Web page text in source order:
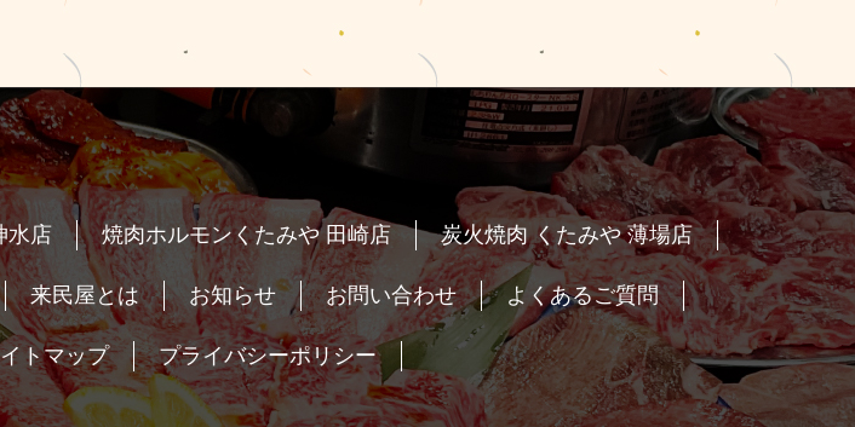
水店 焼肉ホルモンくたみや 田崎店 炭火焼肉 くたみや 薄場店
来民屋とは お知らせ お問い合わせ よくあるご質問
トマップ プライバシーポリシー